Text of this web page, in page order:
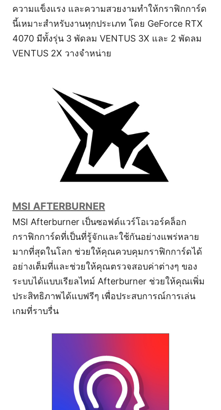
ความแข็งแรง และความสวยงามทำให้กราฟิกการ์ด
นี้เหมาะสำหรับงานทุกประเภท โดย GeForce RTX
4070 มีทั้งรุ่น 3 พัดลม VENTUS 3X และ 2 พัดลม
VENTUS 2X วางจำหน่าย
MSI AFTERBURNER
MSI Afterburner เป็นซอฟต์แวร์โอเวอร์คล็อก
กราฟิกการ์ดที่เป็นที่รู้จักและใช้กันอย่างแพร่หลาย
มากที่สุดในโลก ช่วยให้คุณควบคุมกราฟิกการ์ดได้
อย่างเต็มที่และช่วยให้คุณตรวจสอบค่าต่างๆ ของ
ระบบได้แบบเรียลไทม์ Afterburner ช่วยให้คุณเพิ่ม
ประสิทธิภาพได้แบฟรีๆ เพื่อประสบการณ์การเล่น
เกมที่ราบรื่น